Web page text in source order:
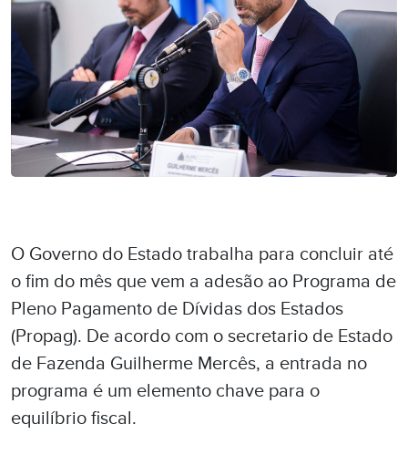
O Governo do Estado trabalha para concluir até
o fim do mês que vem a adesão ao Programa de
Pleno Pagamento de Dívidas dos Estados
(Propag). De acordo com o secretario de Estado
de Fazenda Guilherme Mercês, a entrada no
programa é um elemento chave para o
equilíbrio fiscal.